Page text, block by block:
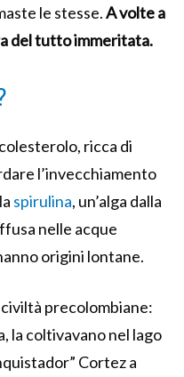
le stesse.A volte a
del tutto immeritata.
ricca di
l’invecchiamento
spirulina, un’alga dalla
nelle acque
origini lontane.
precolombiane:
la coltivavano nel lago
Cortez a